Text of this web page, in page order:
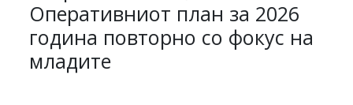
Оперативниот план за 2026
година повторно со фокус на
младите